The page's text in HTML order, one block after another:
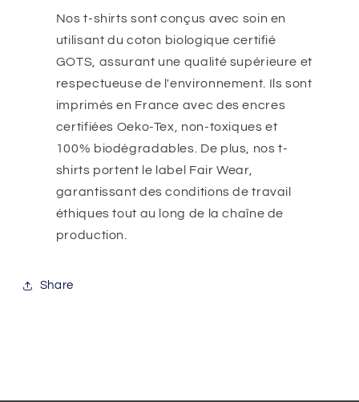
Nos t-shirts sont conçus avec soin en
utilisant du coton biologique certifié
GOTS, assurant une qualité supérieure et
respectueuse de l'environnement. Ils sont
imprimés en France avec des encres
certifiées Oeko-Tex, non-toxiques et
100% biodégradables. De plus, nos t-
shirts portent le label Fair Wear,
garantissant des conditions de travail
éthiques tout au long de la chaîne de
production.
Share